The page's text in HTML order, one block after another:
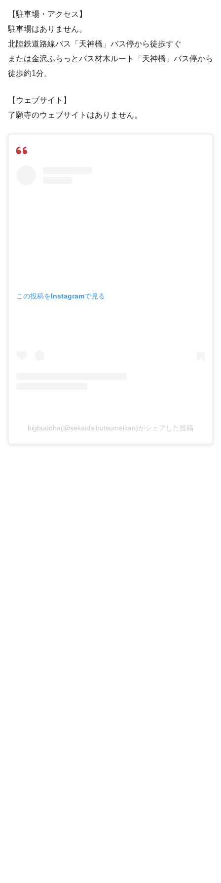
【駐車場・アクセス】
駐車場はありません。
北陸鉄道路線バス「天神橋」バス停から徒歩すぐ
または金沢ふらっとバス材木ルート「天神橋」バス停から
徒歩約1分。
【ウェブサイト】
了願寺のウェブサイトはありません。
この投稿をInstagramで見る
bigbuddha(@sekaidaibutsumeikan)がシェアした投稿